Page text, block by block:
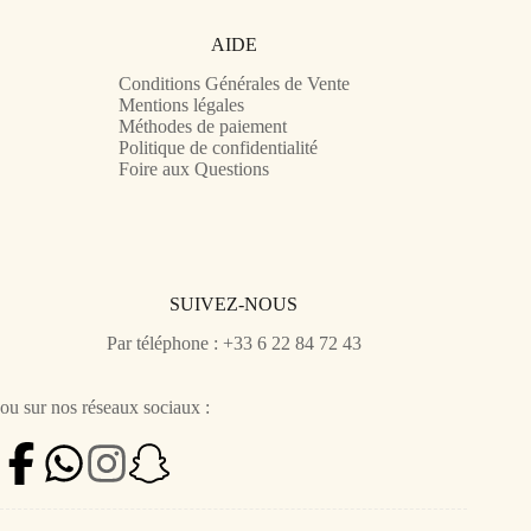
AIDE
Conditions Générales de Vente
Mentions légales
Méthodes de paiement
Politique de confidentialité
Foire aux Questions
SUIVEZ-NOUS
Par téléphone : +33 6 22 84 72 43
ou sur nos réseaux sociaux :